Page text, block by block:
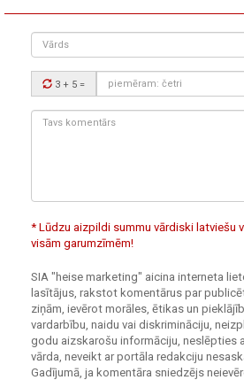
Vārds
Drošības
kods:
3 + 5 =
Tavs
* Lūdzu aizpildi summu vārdiski latviešu
visām garumzīmēm!
SIA "heise marketing" aicina interneta
lasītājus, rakstot komentārus par
ziņām, ievērot morāles, ētikas un
vardarbību, naidu vai diskrimināciju,
godu aizskarošu informāciju, neslēpties
vārda, neveikt ar portāla redakciju
Gadījumā, ja komentāra sniedzējs